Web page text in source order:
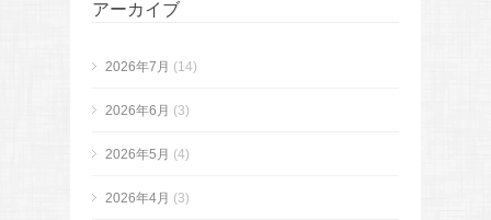
アーカイブ
2026年7月 (14)
2026年6月 (3)
2026年5月 (4)
2026年4月 (3)